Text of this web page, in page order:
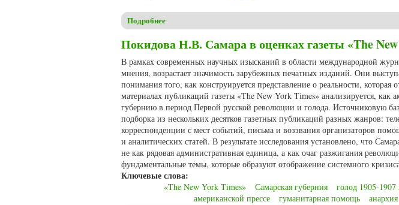
Подробнее
Покидова Н.В. Самара в оценках газеты «The
В рамках современных научных изысканий в области международной
мнения, возрастает значимость зарубежных печатных изданий. Они
понимания того, как конструируется представление о реальности, которая
материалах публикаций газеты «The New York Times» анализируется,
губернию в период Первой русской революции и голода. Источниковую
подборка из нескольких десятков газетных публикаций разных жанров:
корреспонденции с мест событий, письма и воззвания организаторов
и аналитических статей. В результате исследования установлено, что
не как рядовая административная единица, а как очаг разжигания
фундаментальные темы, которые образуют отображение системного
Ключевые слова:
«The New York Times» Самарская губерния голод 1905-1907
американской прессе
гуманитарная помощь анархия